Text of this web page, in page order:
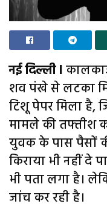
नई दिल्ली l
शव पंखे से लटका
टिशू पेपर मिला है,
मामले की तफ्तीश
युवक के पास पैसों
किराया भी नहीं दे
भी पता लगा है।
जांच कर रही है।